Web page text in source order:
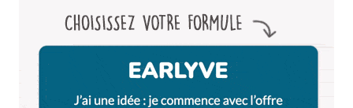
Bonjour,
Article très interessant et bien sur surprenant.
Cependant, il y a quelques erreurs. Confluence est
bien le plus gros chantier urbain d’Europe. Non pas
par la taille mais dans d’autres categories. Le fait